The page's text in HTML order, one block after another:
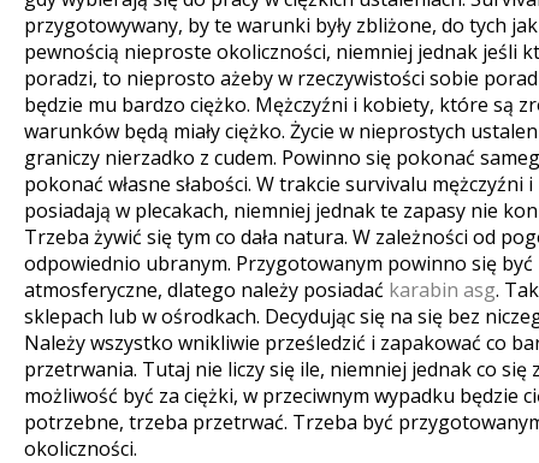
przygotowywany, by te warunki były zbliżone, do tych
pewnością nieproste okoliczności, niemniej jednak jeśli
poradzi, to nieprosto ażeby w rzeczywistości sobie
będzie mu bardzo ciężko. Mężczyźni i kobiety, które są
warunków będą miały ciężko. Życie w nieprostych
graniczy nierzadko z cudem. Powinno się pokonać
pokonać własne słabości. W trakcie survivalu mężczyźni
posiadają w plecakach, niemniej jednak te zapasy nie
Trzeba żywić się tym co dała natura. W zależności od
odpowiednio ubranym. Przygotowanym powinno się
atmosferyczne, dlatego należy posiadać karabin asg.
sklepach lub w ośrodkach. Decydując się na się bez
Należy wszystko wnikliwie prześledzić i zapakować co
przetrwania. Tutaj nie liczy się ile, niemniej jednak co się
możliwość być za ciężki, w przeciwnym wypadku będzie
potrzebne, trzeba przetrwać. Trzeba być
okoliczności.